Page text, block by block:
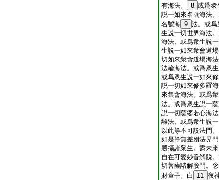
有海法。
8 或爲衆
説一如來名號海法
名號海 9 法。或爲
生説一切世界海法
海法。或爲衆生説
生説一如來衆會道
切如來衆會道場海
法輪海法。或爲衆
或爲衆生説一如來
説一切如來修多羅
來集會海法。或爲
法。或爲衆生説一
説一切薩婆若心海
離法。或爲衆生説
以此等不可説法門
如是等無差別法界
勝攝諸衆生。盡未
自在可愛妙音解脱
切菩薩諸解脱門。
財童子。白
11 夜